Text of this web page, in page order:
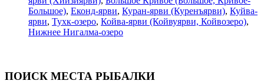
Большое), Еконд-ярви, Куран-ярви (Куренъярви), Куйва-
ярви, Тухк-озеро, Койва-ярви (Койвуярви, Койвозеро),
Нижнее Нигалма-озеро
ПОИСК МЕСТА РЫБАЛКИ